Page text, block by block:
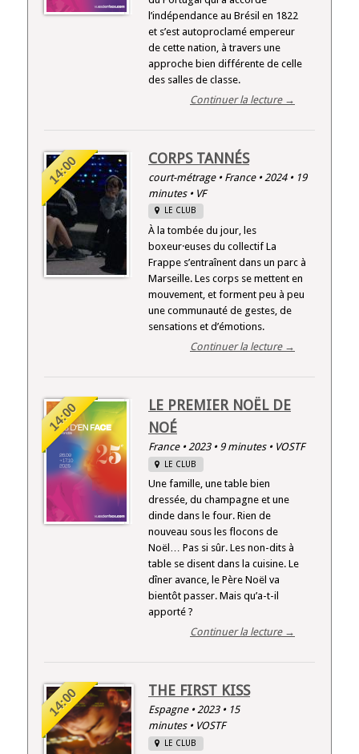
l’indépendance au Brésil en 1822
et s’est autoproclamé empereur
de cette nation, à travers une
approche bien différente de celle
des salles de classe.
Continuer la lecture →
14:00 CORPS TANNÉS
court-métrage • France • 2024 • 19
minutes • VF
LE CLUB
À la tombée du jour, les
boxeur·euses du collectif La
Frappe s’entraînent dans un parc à
Marseille. Les corps se mettent en
mouvement, et forment peu à peu
une communauté de gestes, de
sensations et d’émotions.
Continuer la lecture →
14:00
LE PREMIER NOËL DE
NOÉ
France • 2023 • 9 minutes • VOSTF
LE CLUB
Une famille, une table bien
dressée, du champagne et une
dinde dans le four. Rien de
nouveau sous les flocons de
Noël… Pas si sûr. Les non-dits à
table se disent dans la cuisine. Le
dîner avance, le Père Noël va
bientôt passer. Mais qu’a-t-il
apporté ?
Continuer la lecture →
14:00 THE FIRST KISS
Espagne • 2023 • 15
minutes • VOSTF
LE CLUB